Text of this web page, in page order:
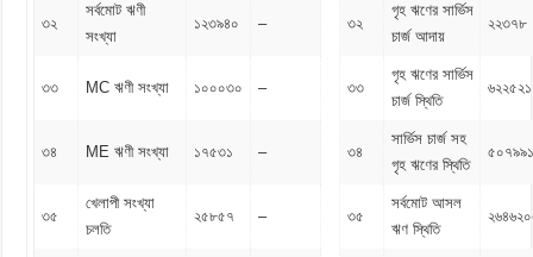
৩২
সর্বমোট ঋণী
সংখ্যা
১২৩৯৪০ – ৩২
গৃহ ঋণের সার্ভিস
চার্জ আদায়
২২৩৭৮
৩৩ MC ঋণী সংখ্যা ১০০০৩০ – ৩৩
গৃহ ঋণের সার্ভিস
চার্জ স্থিতি
৬২২৫২১
৩৪ ME ঋণী সংখ্যা ১৭৫৩১ – ৩৪
সার্ভিস চার্জ সহ
গৃহ ঋণের স্থিতি
৩৫
খেলাপী সংখ্যা
চলতি
২৫৮৫৭ – ৩৫
সর্বমোট আসল
ঋণ স্থিতি